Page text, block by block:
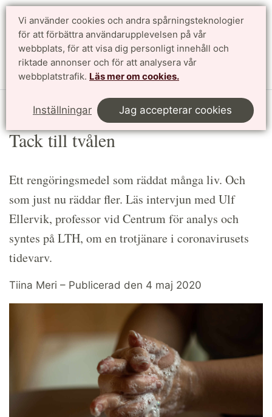
Vi använder cookies och andra spårningsteknologier
för att förbättra användarupplevelsen på vår
webbplats, för att visa dig personligt innehåll och
riktade annonser och för att analysera vår
webbplatstrafik. Läs mer om cookies.
Inställningar Jag accepterar cookies
Sök
Tack till tvålen
Ett rengöringsmedel som räddat många liv. Och
som just nu räddar fler. Läs intervjun med Ulf
Ellervik, professor vid Centrum för analys och
syntes på LTH, om en trotjänare i coronavirusets
tidevarv.
Tiina Meri – Publicerad den 4 maj 2020